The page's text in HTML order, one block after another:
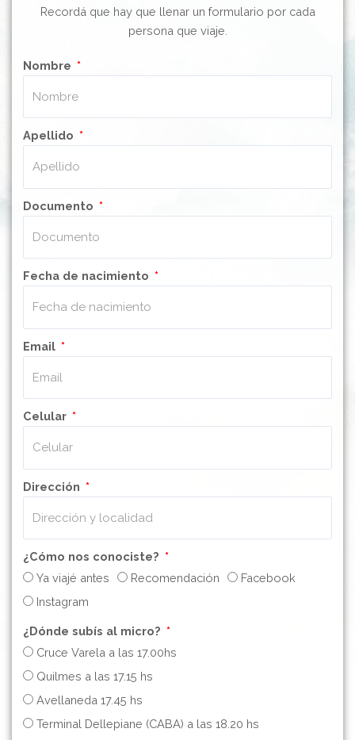
Recordá que hay que llenar un formulario por cada
persona que viaje.
Nombre
Apellido
Documento
Fecha de nacimiento
Email
Celular
Dirección
¿Cómo nos conociste?
Ya viajé antes
Recomendación
Facebook
Instagram
¿Dónde subís al micro?
Cruce Varela a las 17.00hs
Quilmes a las 17.15 hs
Avellaneda 17.45 hs
Terminal Dellepiane (CABA) a las 18.20 hs